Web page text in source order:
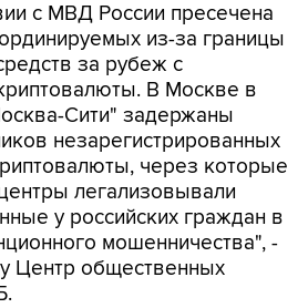
с МВД России пресечена
из-за границы
за рубеж с
В Москве в
Сити" задержаны
незарегистрированных
через которые
легализовывали
у российских граждан в
мошенничества", -
Центр общественных